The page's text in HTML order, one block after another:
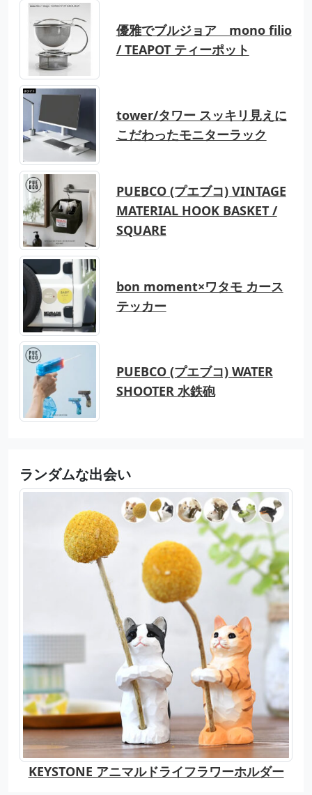
優雅でブルジョア mono filio
/ TEAPOT ティーポット
tower/タワー スッキリ見えに
こだわったモニターラック
PUEBCO (プエブコ) VINTAGE
MATERIAL HOOK BASKET /
SQUARE
bon moment×ワタモ カース
テッカー
PUEBCO (プエブコ) WATER
SHOOTER 水鉄砲
ランダムな出会い
KEYSTONE アニマルドライフラワーホルダー